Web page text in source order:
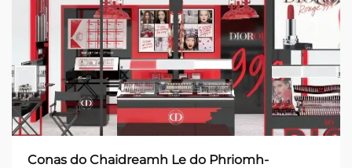
Conas do Chaidreamh Le do Phriomh-